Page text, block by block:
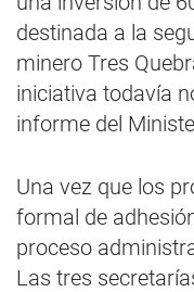
destinada a la
minero Tres
iniciativa todavía
informe del
Una vez que los
formal de
proceso
Las tres